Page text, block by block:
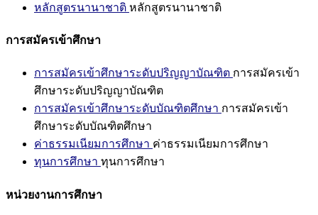
หลักสูตรนานาชาติ หลักสูตรนานาชาติ
การสมัครเข้าศึกษา
การสมัครเข้าศึกษาระดับปริญญาบัณฑิต การสมัครเข้า
ศึกษาระดับปริญญาบัณฑิต
การสมัครเข้าศึกษาระดับบัณฑิตศึกษา การสมัครเข้า
ศึกษาระดับบัณฑิตศึกษา
ค่าธรรมเนียมการศึกษา ค่าธรรมเนียมการศึกษา
ทุนการศึกษา ทุนการศึกษา
หน่วยงานการศึกษา